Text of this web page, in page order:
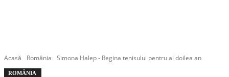
Acasă România Simona Halep - Regina tenisului pentru al doilea an
ROMÂNIA